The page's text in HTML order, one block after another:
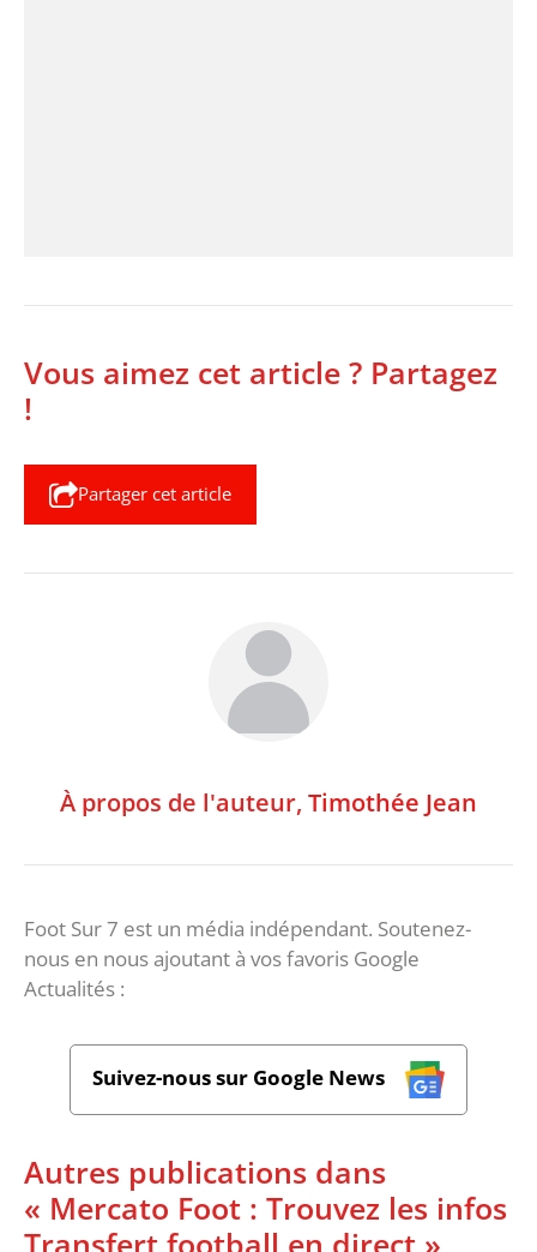
Vous aimez cet article ? Partagez
!
Partager cet article
À propos de l'auteur, Timothée Jean
Foot Sur 7 est un média indépendant. Soutenez-
nous en nous ajoutant à vos favoris Google
Actualités :
Suivez-nous sur Google News
Autres publications dans
« Mercato Foot : Trouvez les infos
Transfert football en direct »